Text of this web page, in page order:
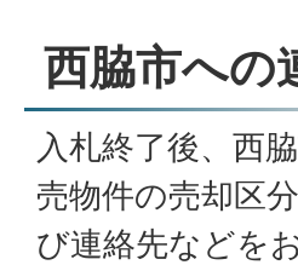
西脇市への
入札終了後、西
売物件の売却区
び連絡先などを